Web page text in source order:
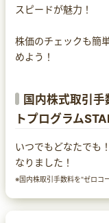
スピードが魅力！
株価のチェックも簡
めよう！
国内株式取引
トプログラム
いつでもどなたでも
なりました！
※国内株取引手数料を"ゼロコ